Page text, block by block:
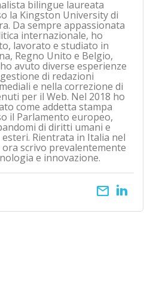
bilingue laureata
la Kingston University di
Da sempre appassionata
internazionale, ho
lavorato e studiato in
Regno Unito e Belgio,
avuto diverse esperienze
di redazioni
e nella correzione di
per il Web. Nel 2018 ho
come addetta stampa
il Parlamento europeo,
di diritti umani e
Rientrata in Italia nel
ora scrivo prevalentemente
e innovazione.
email